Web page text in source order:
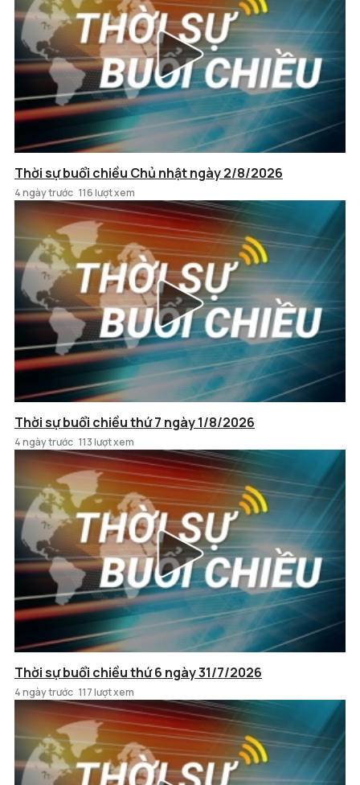
Thời sự buổi chiều Chủ nhật ngày 2/8/2026
4 ngày trước 116 lượt xem
Thời sự buổi chiều thứ 7 ngày 1/8/2026
4 ngày trước 113 lượt xem
Thời sự buổi chiều thứ 6 ngày 31/7/2026
4 ngày trước 117 lượt xem